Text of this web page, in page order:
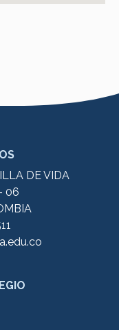
DE VIDA
06